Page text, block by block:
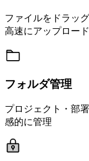
ファイルをドラッ
高速にアップロード
フォルダ管理
プロジェクト・部
感的に管理